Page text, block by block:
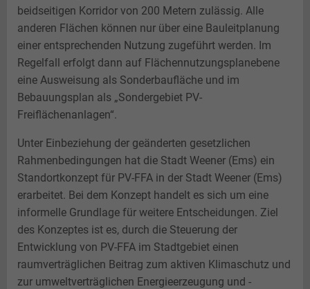
beidseitigen Korridor von 200 Metern zulässig. Alle
anderen Flächen können nur über eine Bauleitplanung
einer entsprechenden Nutzung zugeführt werden. Im
Regelfall erfolgt dann auf Flächennutzungsplanebene
eine Ausweisung als Sonderbaufläche und im
Bebauungsplan als „Sondergebiet PV-
Freiflächenanlagen“.
Unter Einbeziehung der geänderten gesetzlichen
Rahmenbedingungen hat die Stadt Weener (Ems) ein
Standortkonzept für PV-FFA in der Stadt Weener (Ems)
erarbeitet. Bei dem Konzept handelt es sich um eine
informelle Grundlage für weitere Entscheidungen. Ziel
des Konzeptes ist es, durch die Steuerung der
Entwicklung von PV-FFA im Stadtgebiet einen
raumverträglichen Beitrag zum aktiven Klimaschutz und
zur umweltverträglichen Energieerzeugung und -